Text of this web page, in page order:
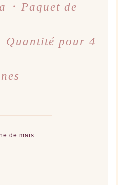
･ Paquet de
Quantité pour 4
de maïs.